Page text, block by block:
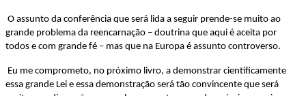
O assunto da conferência que será lida a seguir prende-se muito ao
grande problema da reencarnação – doutrina que aqui é aceita por
todos e com grande fé – mas que na Europa é assunto controverso.
Eu me comprometo, no próximo livro, a demonstrar cientificamente
essa grande Lei e essa demonstração será tão convincente que será